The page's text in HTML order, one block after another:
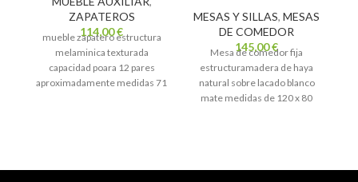
ZAPATEROS
114,00€
mueble zapatero estructura
melaminica texturada
capacidad poara 12 pares
aproximadamente medidas 71
MESAS Y SILLAS, MESAS
DE COMEDOR
145,00€
Mesa de comedor fija
estructuramadera de haya
natural sobre lacado blanco
mate medidas de 120 x 80